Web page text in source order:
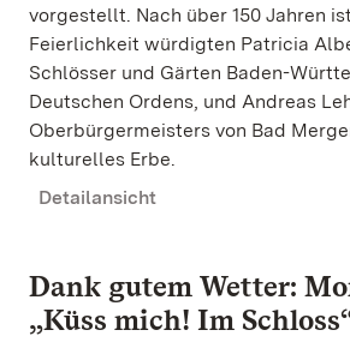
vorgestellt. Nach über 150 Jahren
Feierlichkeit würdigten Patricia
Schlösser und Gärten Baden-
Deutschen Ordens, und Andreas
Oberbürgermeisters von Bad
kulturelles Erbe.
Detailansicht
Dank gutem Wetter:
„Küss mich! Im